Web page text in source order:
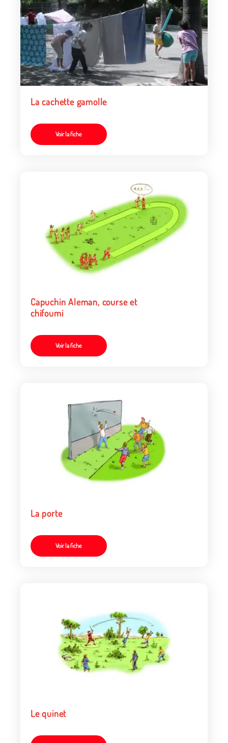
La cachette gamolle
Voir la fiche
Capuchin Aleman, course et
chifoumi
Voir la fiche
La porte
Voir la fiche
Le quinet